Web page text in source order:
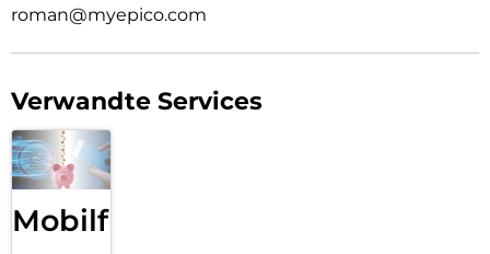
roman@myepico.com
Verwandte Services
Mobilfunk